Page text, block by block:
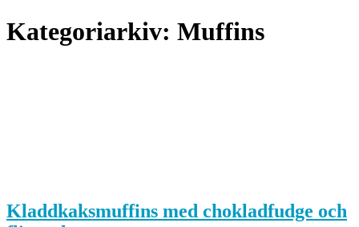
Kategoriarkiv: Muffins
Kladdkaksmuffins med chokladfudge och